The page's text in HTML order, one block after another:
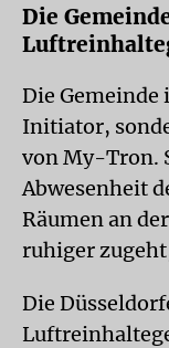
Die
Die
Initiator,
von My-Tron.
Abwesenheit
Räumen an
ruhiger
Die